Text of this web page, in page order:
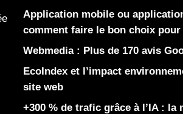
Application mobile ou
comment faire le bon choix pour
Webmedia : Plus de 170 avis
EcoIndex et l’impact
site web
+300 % de trafic grâce à l’IA : la